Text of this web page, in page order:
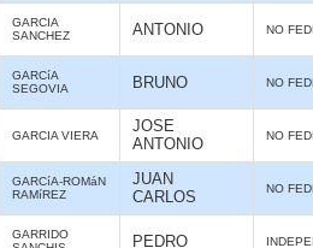
GARCIA
SANCHEZ
ANTONIO NO
GARCíA
SEGOVIA
BRUNO NO
GARCIA VIERA
JOSE
ANTONIO
NO
GARCíA-ROMáN
RAMíREZ
JUAN
CARLOS
NO
GARRIDO
PEDRO